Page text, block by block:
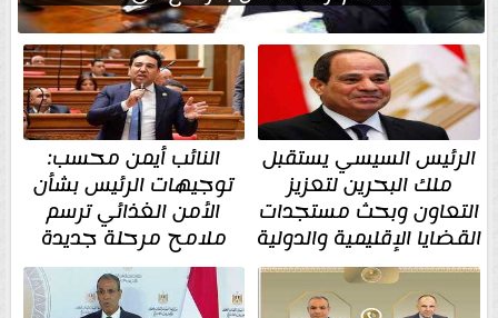
الرئيس السيسي يستقبل
ملك البحرين لتعزيز
التعاون وبحث مستجدات
القضايا الإقليمية والدولية
النائب أيمن محسب:
توجيهات الرئيس بشأن
الأمن الغذائي ترسم
ملامح مرحلة جديدة